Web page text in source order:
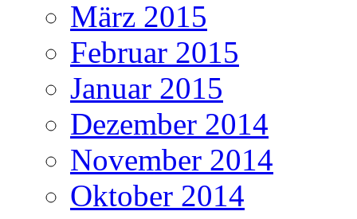
März 2015
Februar 2015
Januar 2015
Dezember 2014
November 2014
Oktober 2014